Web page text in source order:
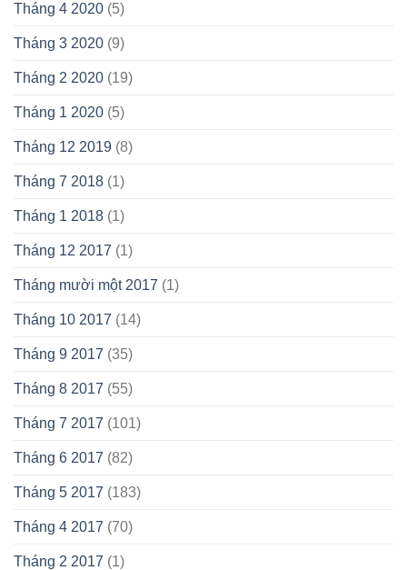
Tháng 4 2020 (5)
Tháng 3 2020 (9)
Tháng 2 2020 (19)
Tháng 1 2020 (5)
Tháng 12 2019 (8)
Tháng 7 2018 (1)
Tháng 1 2018 (1)
Tháng 12 2017 (1)
Tháng mười một 2017 (1)
Tháng 10 2017 (14)
Tháng 9 2017 (35)
Tháng 8 2017 (55)
Tháng 7 2017 (101)
Tháng 6 2017 (82)
Tháng 5 2017 (183)
Tháng 4 2017 (70)
Tháng 2 2017 (1)